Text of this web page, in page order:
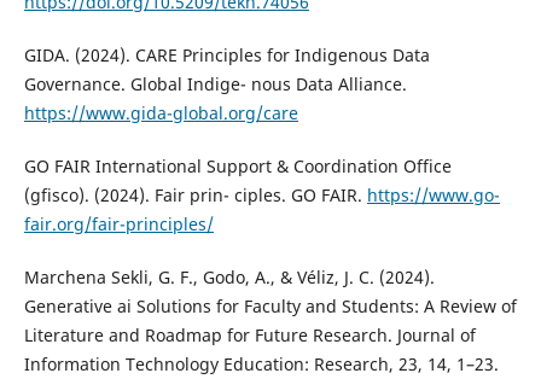
GIDA. (2024). CARE Principles for Indigenous Data
Governance. Global Indige- nous Data Alliance.
https://www.gida-global.org/care
GO FAIR International Support & Coordination Office
(gfisco). (2024). Fair prin- ciples. GO FAIR. https://www.go-
fair.org/fair-principles/
Marchena Sekli, G. F., Godo, A., & Véliz, J. C. (2024).
Generative ai Solutions for Faculty and Students: A Review of
Literature and Roadmap for Future Research. Journal of
Information Technology Education: Research, 23, 14, 1–23.